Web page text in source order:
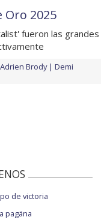
Oro 2025
fueron las grandes
Adrien Brody
Demi
de victoria
pagäna